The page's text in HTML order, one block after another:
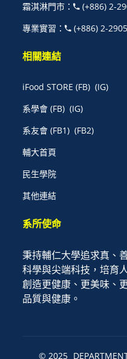
霜淇淋門市 ：
(+886) 2-
專業實習 ： (+886) 2-
相關連結
iFood STORE (FB) (IG)
系學會 (FB) (IG)
系友會 (FB1) (FB2)
輔大首頁
民生學院
其他連結
系所使命
秉持輔仁大學追求真、
科學與尖端科技，培育
創造更健康、更美味、
品質與健康。
© 2025